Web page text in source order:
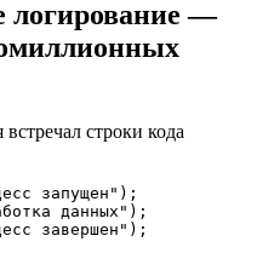
логирование —
строки кода
запущен");
данных");
завершен");